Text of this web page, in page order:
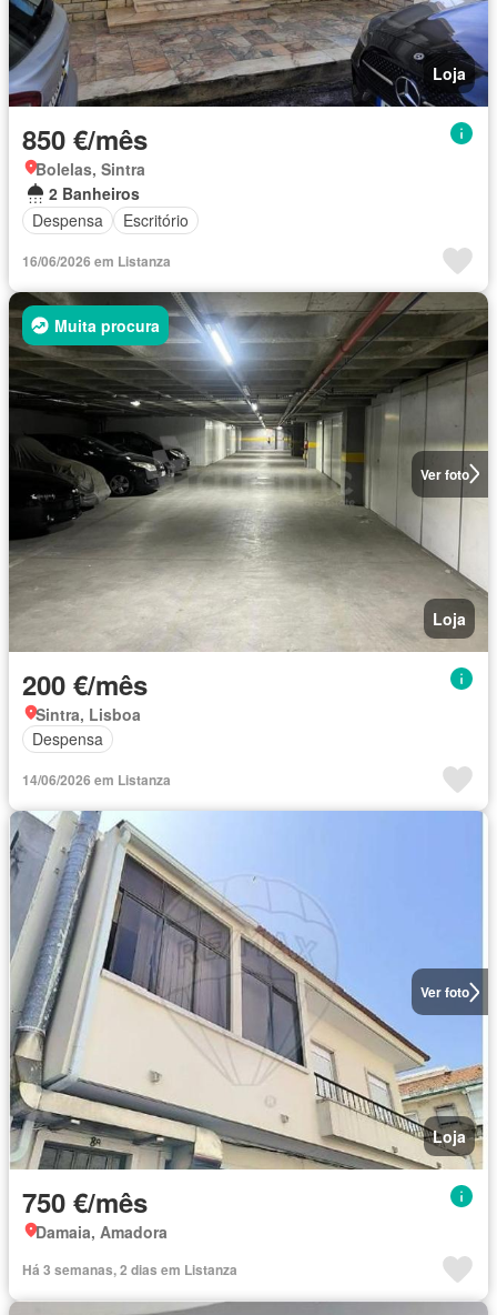
Loja
850 €/mês
Bolelas, Sintra
2 Banheiros
Despensa
Escritório
16/06/2026 em Listanza
Ver foto
Muita procura
Loja
200 €/mês
Sintra, Lisboa
Despensa
14/06/2026 em Listanza
Ver foto
Loja
750 €/mês
Damaia, Amadora
Há 3 semanas, 2 dias em Listanza